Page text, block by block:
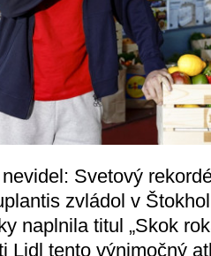
Svetový
zvládol v
naplnila titul „Skok
Lidl tento výnimočný